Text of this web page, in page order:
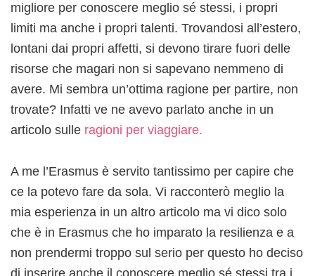
migliore per conoscere meglio sé stessi, i propri
limiti ma anche i propri talenti. Trovandosi all’estero,
lontani dai propri affetti, si devono tirare fuori delle
risorse che magari non si sapevano nemmeno di
avere. Mi sembra un’ottima ragione per partire, non
trovate? Infatti ve ne avevo parlato anche in un
articolo sulle ragioni per viaggiare.
A me l’Erasmus è servito tantissimo per capire che
ce la potevo fare da sola. Vi racconterò meglio la
mia esperienza in un altro articolo ma vi dico solo
che è in Erasmus che ho imparato la resilienza e a
non prendermi troppo sul serio per questo ho deciso